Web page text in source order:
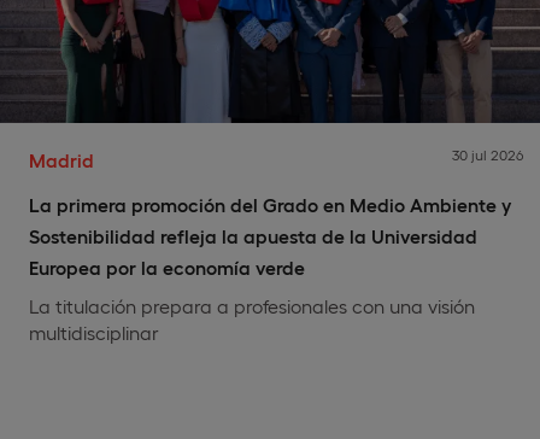
Madrid
La primera promoción del Grado en Medio Ambiente y
Sostenibilidad refleja la apuesta de la Universidad
Europea por la economía verde
30 jul 2026
La titulación prepara a profesionales con una visión
multidisciplinar